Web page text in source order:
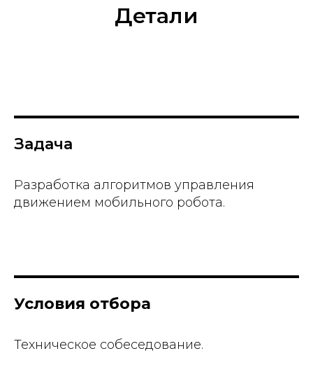
Детали
Задача
Разработка алгоритмов управления
движением мобильного робота.
Условия отбора
Техническое собеседование.